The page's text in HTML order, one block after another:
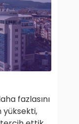
fazlasını
yüksekti,